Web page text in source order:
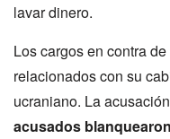
lavar dinero.
Los cargos en contra
relacionados con su
ucraniano. La
acusados